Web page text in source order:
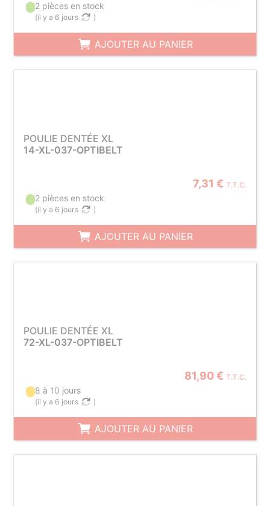
2 pièces en stock
(il y a 6 jours )
AJOUTER AU PANIER
POULIE DENTÉE XL
14-XL-037-OPTIBELT
7,31 € T.T.C.
2 pièces en stock
(il y a 6 jours )
AJOUTER AU PANIER
POULIE DENTÉE XL
72-XL-037-OPTIBELT
81,90 € T.T.C.
8 à 10 jours
(il y a 6 jours )
AJOUTER AU PANIER